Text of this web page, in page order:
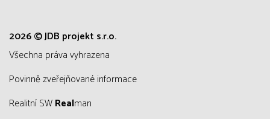
2026 © JDB projekt s.r.o.
všechna práva vyhrazena
Povinně zveřejňované informace
Realitní SWRealman